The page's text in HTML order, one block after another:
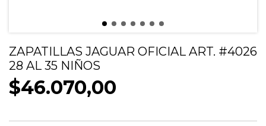
ZAPATILLAS JAGUAR OFICIAL ART. #4026
28 AL 35 NIÑOS
$46.070,00